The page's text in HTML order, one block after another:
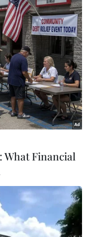
What Financial